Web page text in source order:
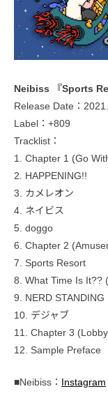
Neibiss 『Sports
Release Date：
Label：+809
Tracklist：
1. Chapter 1 (Go
2. HAPPENING!!
3. カメレオン
4. ネイビス
5. doggo
6. Chapter 2
7. Sports Resort
8. What Time Is It??
9. NERD STANDING
10. デジャブ
11. Chapter 3
12. Sample Preface
■Neibiss： Instagram